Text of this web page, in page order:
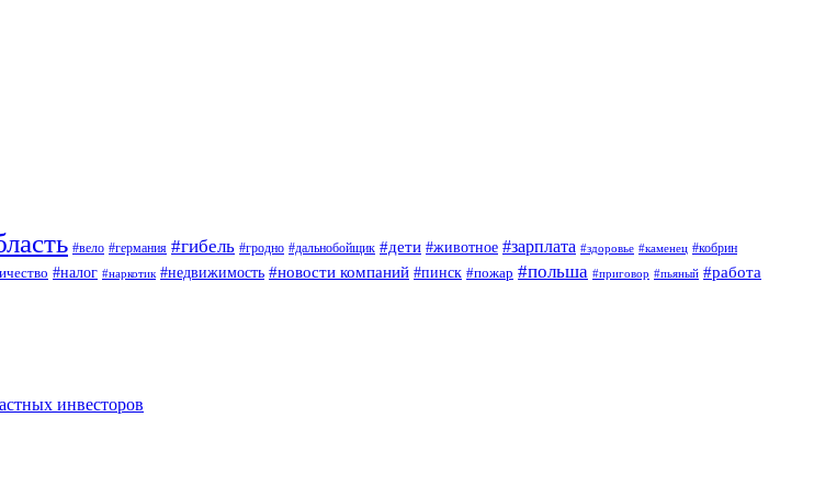
#вело #германия #гибель #гродно #дальнобойщик #дети #животное #зарплата #здоровье #каменец #кобрин
#налог #наркотик #недвижимость #новости компаний #пинск #пожар #польша #приговор #пьяный #работа
инвесторов